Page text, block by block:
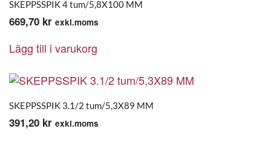
SKEPPSSPIK 4 tum/5,8X100 MM
669,70 kr exkl.moms
Lägg till i varukorg
SKEPPSSPIK 3.1/2 tum/5,3X89 MM
391,20 kr exkl.moms